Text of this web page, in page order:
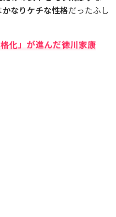
かなりケチな性格だったふし
化」が進んだ徳川家康